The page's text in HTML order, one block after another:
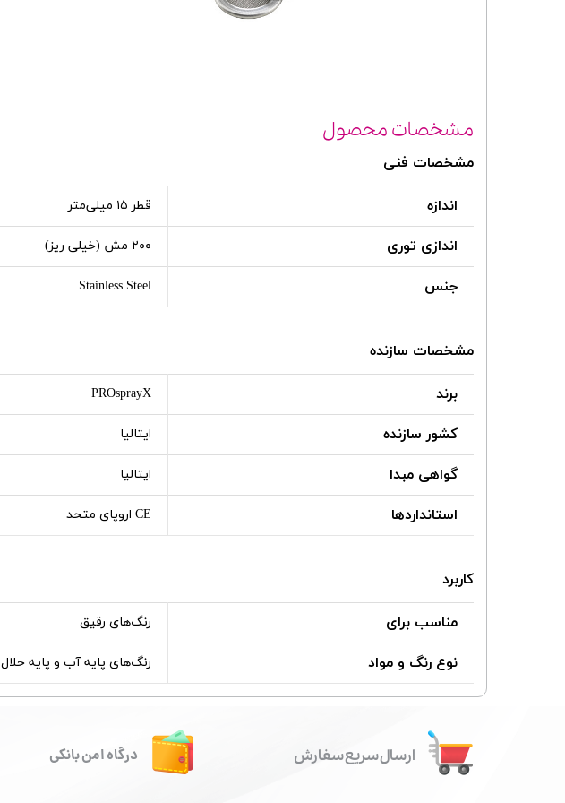
مشخصات محصول
مشخصات فنی
اندازه قطر ۱۵ میلی‌متر
اندازی توری ۲۰۰ مش (خیلی ریز)
جنس Stainless Steel
مشخصات سازنده
برند PROsprayX
کشور سازنده ایتالیا
گواهی مبدا ایتالیا
استانداردها CE اروپای متحد
کاربرد
مناسب برای رنگ‌های رقیق
نوع رنگ و مواد رنگ‌های پایه آب و پایه حلال
ارسال سریع سفارش درگاه امن بانکی